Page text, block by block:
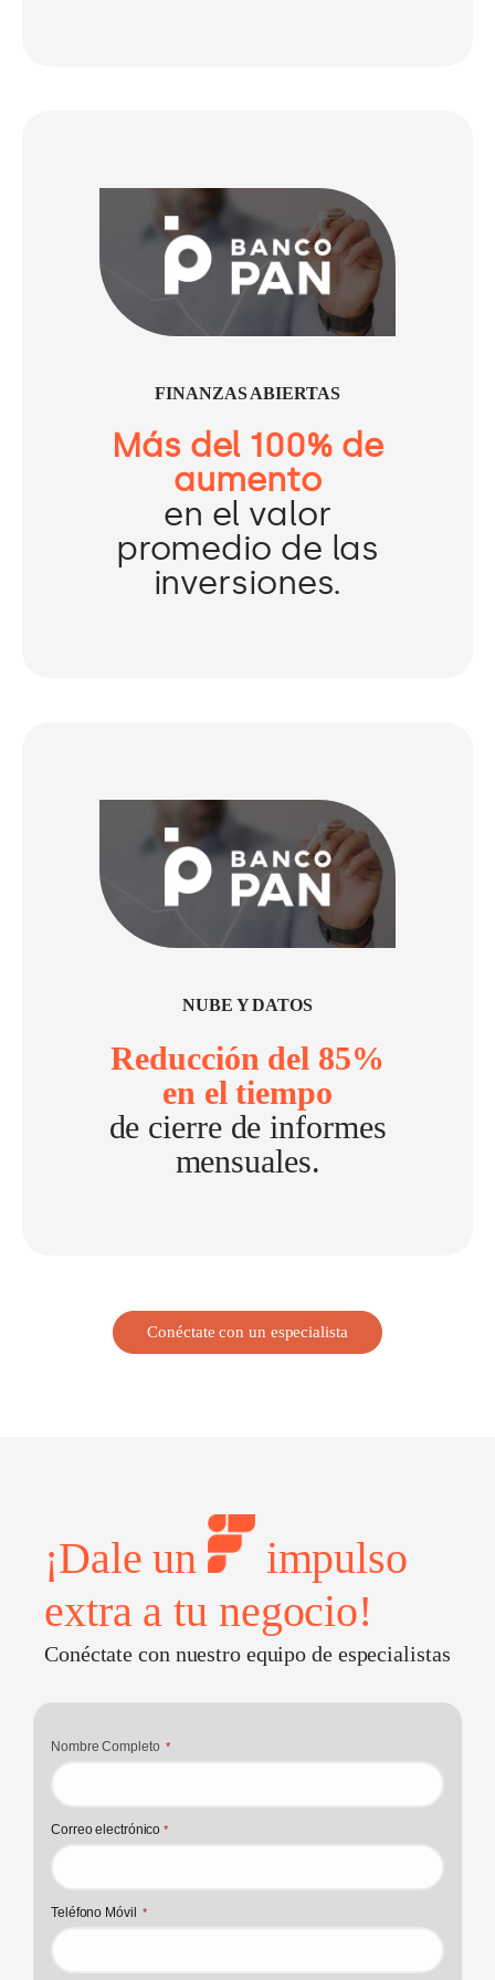
FINANZAS ABIERTAS
Más del 100% de
aumento
en el valor
promedio de las
inversiones.
NUBE Y DATOS
Reducción del 85%
en el tiempo
de cierre de informes
mensuales.
Conéctate con un especialista
¡Dale un
impulso
extra a tu negocio!
Conéctate con nuestro equipo de especialistas
Nombre Completo*
Correo electrónico*
Teléfono Móvil*